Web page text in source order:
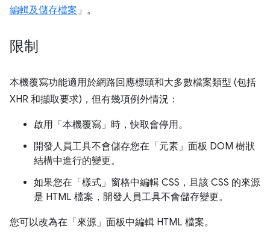
編輯及儲存檔案」。
限制
本機覆寫功能適用於網路回應標頭和大多數檔案類型 (包括
XHR 和擷取要求)，但有幾項例外情況：
啟用「本機覆寫」 時，快取會停用。
開發人員工具不會儲存您在「元素」 面板 DOM 樹狀
結構中進行的變更。
如果您在「樣式」 窗格中編輯 CSS，且該 CSS 的來源
是 HTML 檔案，開發人員工具不會儲存變更。
您可以改為在「來源」 面板中編輯 HTML 檔案。